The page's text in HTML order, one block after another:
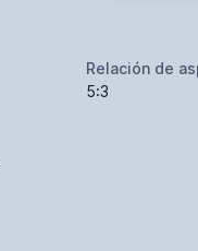
Relación de
5:3